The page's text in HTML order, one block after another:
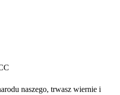
naszego, trwasz wiernie i